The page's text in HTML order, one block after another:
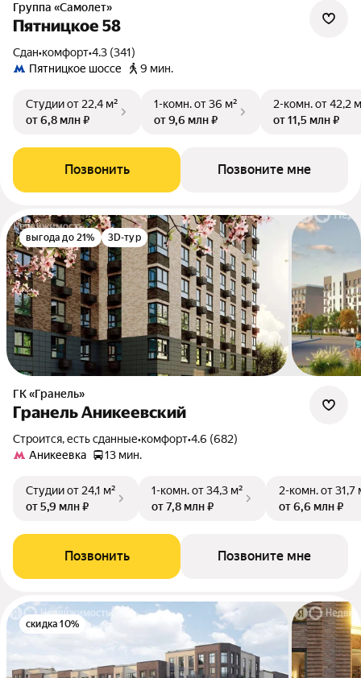
Группа «Самолет»
Пятницкое 58
Сдан•комфорт•4.3 (341)
Пятницкое шоссе
9 мин.
Студииот 22,4 м²
от 6,8 млн ₽
1-комн.от 36 м²
от 9,6 млн ₽
2-комн.от 42,2
от 11,5 млн ₽
Позвонить Позвоните мне
выгода до 21% 3D-тур
ГК «Гранель»
Гранель Аникеевский
Строится, есть сданные•комфорт•4.6 (682)
Аникеевка
13 мин.
Студииот 24,1 м²
от 5,9 млн ₽
1-комн.от 34,3 м²
от 7,8 млн ₽
2-комн.от 31,7
от 6,6 млн ₽
Позвонить Позвоните мне
скидка 10%